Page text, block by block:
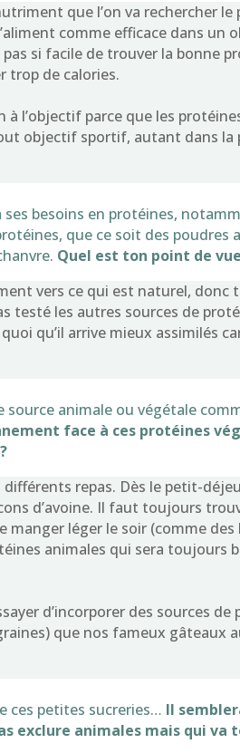
que l’on va rechercher
comme efficace dans un
pas si facile de trouver la bonne
trop de calories.
à l’objectif parce que les
objectif sportif, autant dans la
besoins en protéines,
que ce soit des poudres
Quel est ton point de
vers ce qui est naturel,
testé les autres sources de
qu’il arrive mieux assimilés
animale ou végétale
face à ces protéines
différents repas. Dès le petit-
d’avoine. Il faut toujours
manger léger le soir (comme
animales qui sera toujours
d’incorporer des sources
que nos fameux gâteaux
ces petites sucreries… Il
exclure animales mais qui va